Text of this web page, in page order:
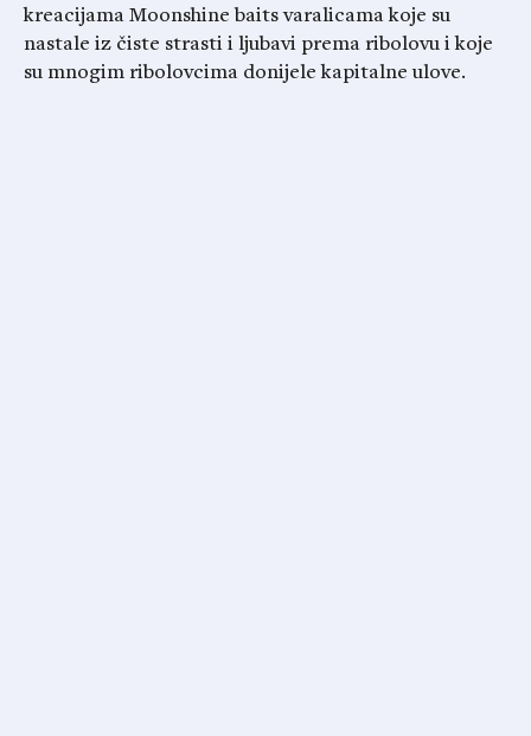
kreacijama Moonshine baits varalicama koje su
nastale iz čiste strasti i ljubavi prema ribolovu i koje
su mnogim ribolovcima donijele kapitalne ulove.